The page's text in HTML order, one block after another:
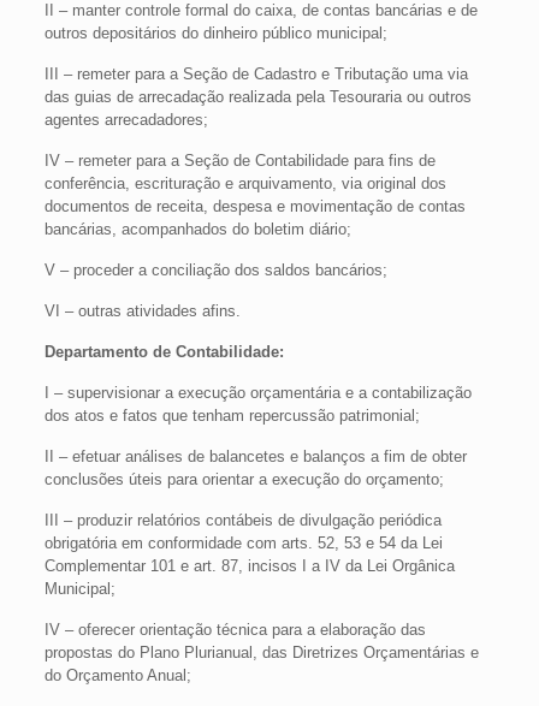
II – manter controle formal do caixa, de contas bancárias e de
outros depositários do dinheiro público municipal;
III – remeter para a Seção de Cadastro e Tributação uma via
das guias de arrecadação realizada pela Tesouraria ou outros
agentes arrecadadores;
IV – remeter para a Seção de Contabilidade para fins de
conferência, escrituração e arquivamento, via original dos
documentos de receita, despesa e movimentação de contas
bancárias, acompanhados do boletim diário;
V – proceder a conciliação dos saldos bancários;
VI – outras atividades afins.
Departamento de Contabilidade:
I – supervisionar a execução orçamentária e a contabilização
dos atos e fatos que tenham repercussão patrimonial;
II – efetuar análises de balancetes e balanços a fim de obter
conclusões úteis para orientar a execução do orçamento;
III – produzir relatórios contábeis de divulgação periódica
obrigatória em conformidade com arts. 52, 53 e 54 da Lei
Complementar 101 e art. 87, incisos I a IV da Lei Orgânica
Municipal;
IV – oferecer orientação técnica para a elaboração das
propostas do Plano Plurianual, das Diretrizes Orçamentárias e
do Orçamento Anual;